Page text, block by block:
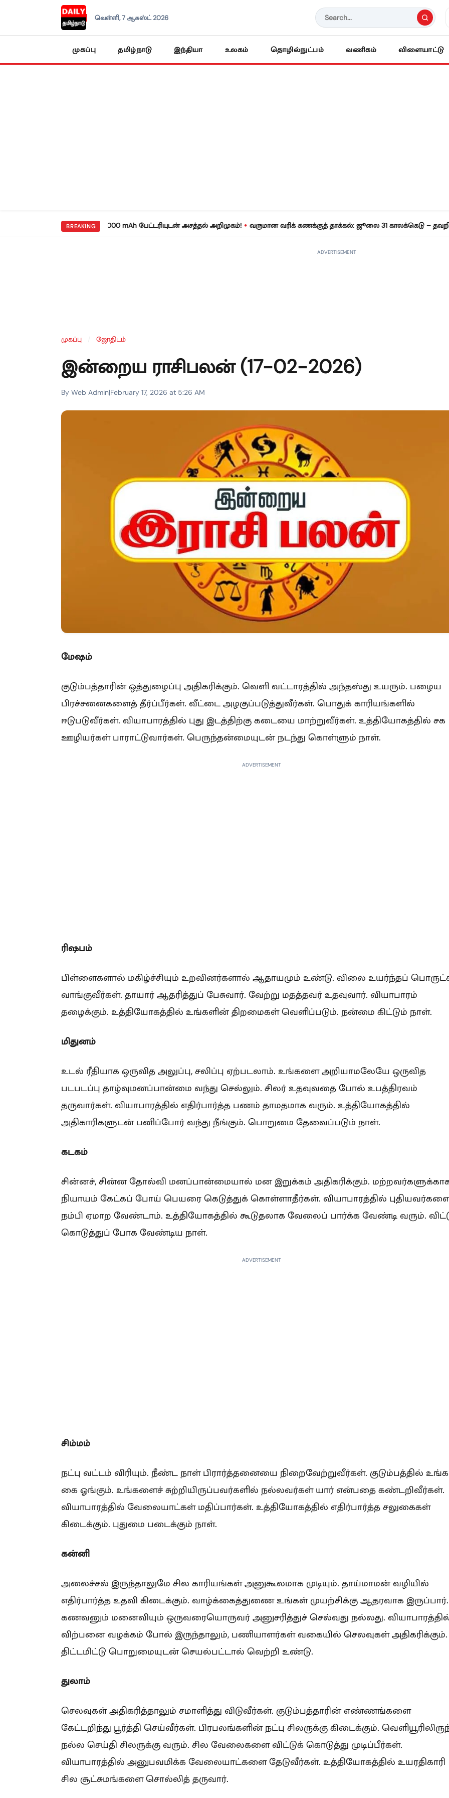
வெள்ளி, 7 ஆகஸ்ட் 2026
முகப்பு தமிழ்நாடு இந்தியா உலகம் தொழில்நுட்பம் வணிகம் விளையாட்டு
BREAKING
ரெட்மி நோட் 17 5ஜி: 8,000 mAh பேட்டரியுடன் அசத்தல் அறிமுகம்! • வருமான வரிக் கணக்குத் தாக்கல்: ஜூலை 31 காலக்கெடு – தவறினால்
ADVERTISEMENT
முகப்பு ஜோதிடம்
இன்றைய ராசிபலன் (17-02-2026)
By Web Admin|February 17, 2026 at 5:26 AM
மேஷம்
குடும்பத்தாரின் ஒத்துழைப்பு அதிகரிக்கும். வெளி வட்டாரத்தில் அந்தஸ்து உயரும். பழைய
பிரச்சனைகளைத் தீர்ப்பீர்கள். வீட்டை அழகுப்படுத்துவீர்கள். பொதுக் காரியங்களில்
ஈடுபடுவீர்கள். வியாபாரத்தில் புது இடத்திற்கு கடையை மாற்றுவீர்கள். உத்தியோகத்தில் சக
ஊழியர்கள் பாராட்டுவார்கள். பெருந்தன்மையுடன் நடந்து கொள்ளும் நாள்.
ADVERTISEMENT
ரிஷபம்
பிள்ளைகளால் மகிழ்ச்சியும் உறவினர்களால் ஆதாயமும் உண்டு. விலை உயர்ந்தப்
வாங்குவீர்கள். தாயார் ஆதரித்துப் பேசுவார். வேற்று மதத்தவர் உதவுவார். வியாபாரம்
தழைக்கும். உத்தியோகத்தில் உங்களின் திறமைகள் வெளிப்படும். நன்மை கிட்டும் நாள்.
மிதுனம்
உடல் ரீதியாக ஒருவித அலுப்பு, சலிப்பு ஏற்படலாம். உங்களை அறியாமலேயே ஒருவித
படபடப்பு தாழ்வுமனப்பான்மை வந்து செல்லும். சிலர் உதவுவதை போல் உபத்திரவம்
தருவார்கள். வியாபாரத்தில் எதிர்பார்த்த பணம் தாமதமாக வரும். உத்தியோகத்தில்
அதிகாரிகளுடன் பனிப்போர் வந்து நீங்கும். பொறுமை தேவைப்படும் நாள்.
கடகம்
சின்னச், சின்ன தோல்வி மனப்பான்மையால் மன இறுக்கம் அதிகரிக்கும்.
நியாயம் கேட்கப் போய் பெயரை கெடுத்துக் கொள்ளாதீர்கள். வியாபாரத்தில்
நம்பி ஏமாற வேண்டாம். உத்தியோகத்தில் கூடுதலாக வேலைப் பார்க்க வேண்டி வரும்.
கொடுத்துப் போக வேண்டிய நாள்.
ADVERTISEMENT
சிம்மம்
நட்பு வட்டம் விரியும். நீண்ட நாள் பிரார்த்தனையை நிறைவேற்றுவீர்கள். குடும்பத்தில்
கை ஓங்கும். உங்களைச் சுற்றியிருப்பவர்களில் நல்லவர்கள் யார் என்பதை கண்டறிவீர்கள்.
வியாபாரத்தில் வேலையாட்கள் மதிப்பார்கள். உத்தியோகத்தில் எதிர்பார்த்த சலுகைகள்
கிடைக்கும். புதுமை படைக்கும் நாள்.
கன்னி
அலைச்சல் இருந்தாலுமே சில காரியங்கள் அனுகூலமாக முடியும். தாய்மாமன் வழியில்
எதிர்பார்த்த உதவி கிடைக்கும். வாழ்க்கைத்துணை உங்கள் முயற்சிக்கு ஆதரவாக இருப்பார்.
கணவனும் மனைவியும் ஒருவரையொருவர் அனுசரித்துச் செல்வது நல்லது.
விற்பனை வழக்கம் போல் இருந்தாலும், பணியாளர்கள் வகையில் செலவுகள் அதிகரிக்கும்.
திட்டமிட்டு பொறுமையுடன் செயல்பட்டால் வெற்றி உண்டு.
துலாம்
செலவுகள் அதிகரித்தாலும் சமாளித்து விடுவீர்கள். குடும்பத்தாரின் எண்ணங்களை
கேட்டறிந்து பூர்த்தி செய்வீர்கள். பிரபலங்களின் நட்பு சிலருக்கு கிடைக்கும்.
நல்ல செய்தி சிலருக்கு வரும். சில வேலைகளை விட்டுக் கொடுத்து முடிப்பீர்கள்.
வியாபாரத்தில் அனுபவமிக்க வேலையாட்களை தேடுவீர்கள். உத்தியோகத்தில் உயரதிகாரி
சில சூட்சுமங்களை சொல்லித் தருவார்.